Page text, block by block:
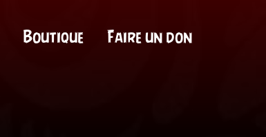
Boutique Faire un don